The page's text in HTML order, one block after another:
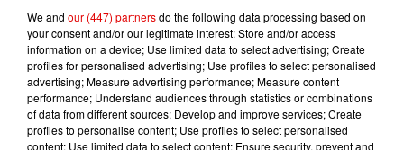
We and our (447) partnersdo the following data processing based on
your consent and/or our legitimate interest: Store and/or access
information on a device; Use limited data to select advertising; Create
profiles for personalised advertising; Use profiles to select personalised
advertising; Measure advertising performance; Measure content
performance; Understand audiences through statistics or combinations
of data from different sources; Develop and improve services; Create
profiles to personalise content; Use profiles to select personalised
content; Use limited data to select content; Ensure security, prevent and